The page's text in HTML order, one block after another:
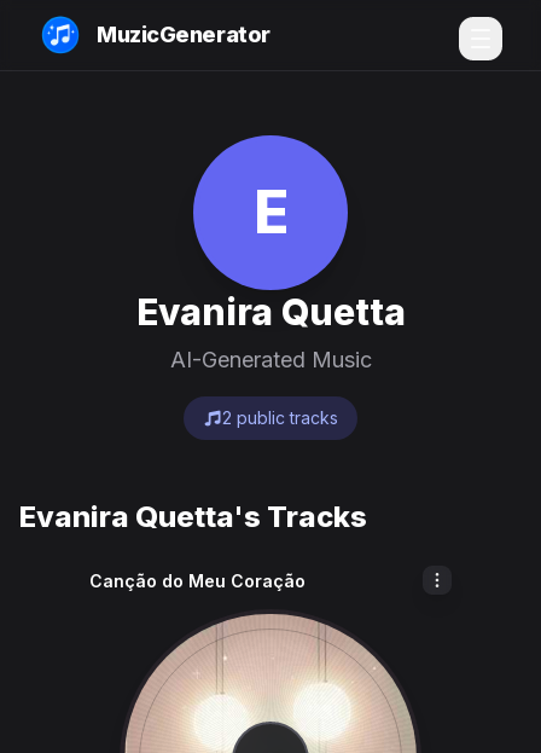
MuzicGenerator
E
Evanira Quetta
AI-Generated Music
2 public tracks
Evanira Quetta's Tracks
Canção do Meu Coração